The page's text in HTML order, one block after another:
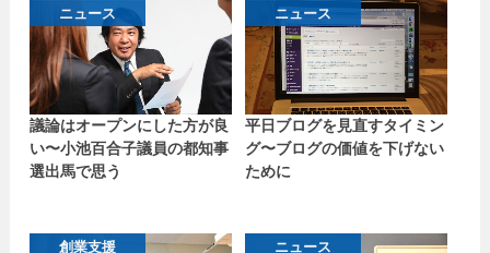
ニュース
議論はオープンにした方が良
い〜小池百合子議員の都知事
選出馬で思う
ニュース
平日ブログを見直すタイミン
グ〜ブログの価値を下げない
ために
創業支援 ニュース